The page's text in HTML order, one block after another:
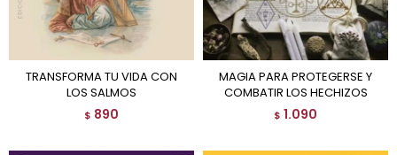
TRANSFORMA TU VIDA CON
LOS SALMOS
$ 890
MAGIA PARA PROTEGERSE Y
COMBATIR LOS HECHIZOS
$ 1.090